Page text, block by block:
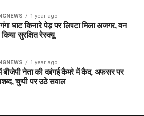
1 year ago
गंगा घाट किनारे पेड़ पर लिपटा मिला अजगर, वन
किया सुरक्षित रेस्क्यू
1 year ago
में बीजेपी नेता की दबंगई कैमरे में कैद, अफसर पर
चुप्पी पर उठे सवाल